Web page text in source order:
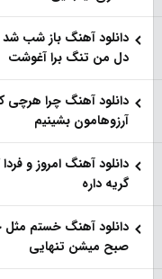
دانلود آهنگ باز شب
دل من تنگ برا آغوشت
دانلود آهنگ چرا هرچی
آرزوهامون بشینیم
دانلود آهنگ امروز و
گریه داره
دانلود آهنگ خستم
صبح میشن تنهایی